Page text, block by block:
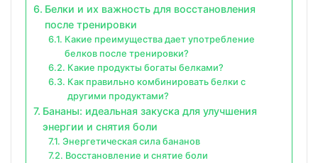
Белки и их важность для восстановления
после тренировки
Какие преимущества дает употребление
белков после тренировки?
Какие продукты богаты белками?
Как правильно комбинировать белки с
другими продуктами?
Бананы: идеальная закуска для улучшения
энергии и снятия боли
Энергетическая сила бананов
Восстановление и снятие боли